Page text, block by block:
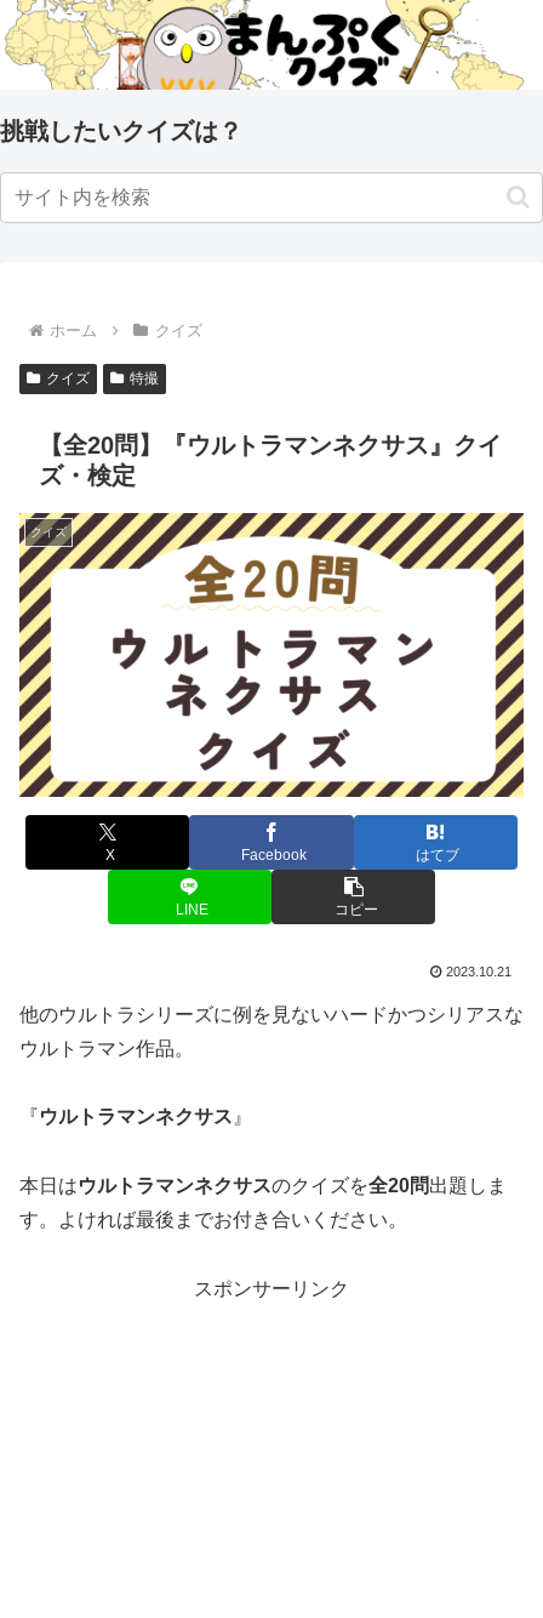
挑戦したいクイズは？
ホーム クイズ
クイズ 特撮
【全20問】『ウルトラマンネクサス』クイ
ズ・検定
クイズ
X Facebook はてブ
LINE コピー
2023.10.21
他のウルトラシリーズに例を見ないハードかつシリアスな
ウルトラマン作品。
『ウルトラマンネクサス 』
本日はウルトラマンネクサスのクイズを全20問出題しま
す。よければ最後までお付き合いください。
スポンサーリンク